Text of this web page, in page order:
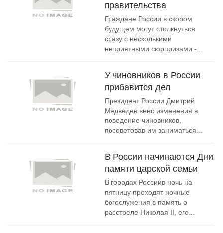
правительства
Граждане России в скором
будущем могут столкнуться
сразу с несколькими
неприятными сюрпризами -...
У чиновников в России
прибавится дел
Президент России Дмитрий
Медведев внес изменения в
поведение чиновников,
посоветовав им заниматься...
В России начинаются Дни
памяти царской семьи
В городах Россиив ночь на
пятницу проходят ночные
богослужения в память о
расстреле Николая II, его...